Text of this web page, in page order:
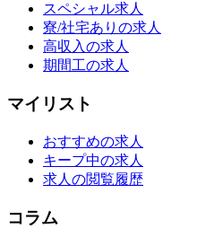
スペシャル求人
寮/社宅ありの求人
高収入の求人
期間工の求人
マイリスト
おすすめの求人
キープ中の求人
求人の閲覧履歴
コラム